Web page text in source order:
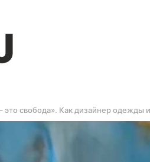
это свобода». Как дизайнер одежды